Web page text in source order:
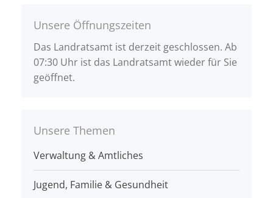
Unsere Öffnungszeiten
Das Landratsamt ist derzeit geschlossen. Ab
07:30 Uhr ist das Landratsamt wieder für Sie
geöffnet.
Unsere Themen
Verwaltung & Amtliches
Jugend, Familie & Gesundheit